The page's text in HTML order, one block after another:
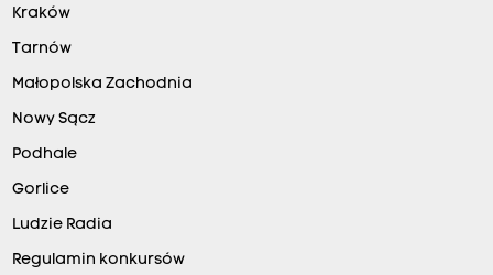
Kraków
Tarnów
Małopolska Zachodnia
Nowy Sącz
Podhale
Gorlice
Ludzie Radia
Regulamin konkursów